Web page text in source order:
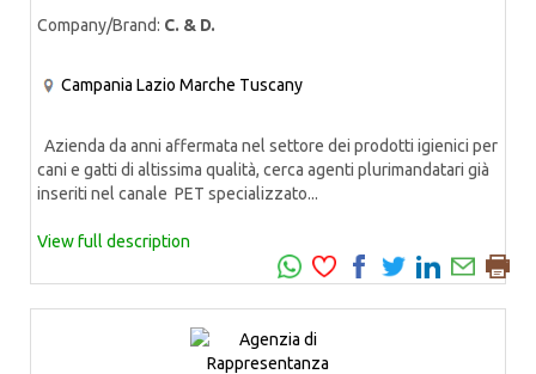
Company/Brand: C. & D.
Campania Lazio Marche Tuscany
Azienda da anni affermata nel settore dei prodotti igienici per
cani e gatti di altissima qualità, cerca agenti plurimandatari già
inseriti nel canale PET specializzato...
View full description